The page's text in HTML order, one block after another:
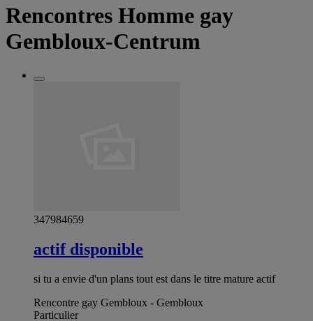
Rencontres Homme gay
Gembloux-Centrum
347984659
actif disponible
si tu a envie d'un plans tout est dans le titre mature actif
Rencontre gay Gembloux - Gembloux
Particulier